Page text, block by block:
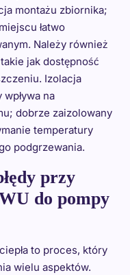
montażu zbiornika;
łatwo
Należy również
jak dostępność
Izolacja
na
dobrze zaizolowany
temperatury
podgrzewania.
przy
do pompy
to proces, który
wielu aspektów.